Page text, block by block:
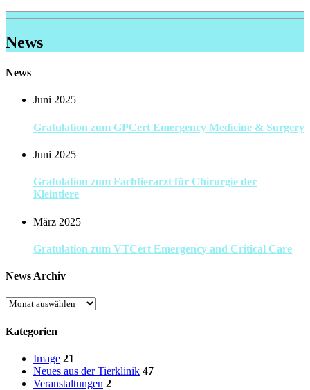
News
News
Juni 2025
Gratulation zum GPCert Emergency Medicine & Surgery
Juni 2025
Gratulation zum Fachtierarzt für Chirurgie der
Kleintiere
März 2025
Gratulation zum VTCert Emergency and Critical Care
News Archiv
News
Kategorien
Image 21
Neues aus der Tierklinik 47
Veranstaltungen 2